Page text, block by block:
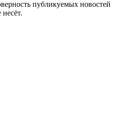
публикуемых новостей